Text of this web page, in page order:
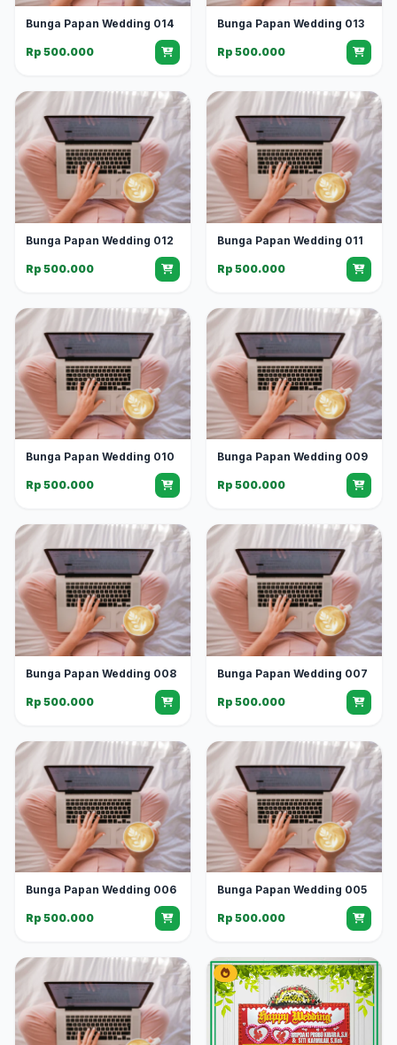
Bunga Papan Wedding 014
Rp 500.000
Bunga Papan Wedding 013
Rp 500.000
Bunga Papan Wedding 012
Rp 500.000
Bunga Papan Wedding 011
Rp 500.000
Bunga Papan Wedding 010
Rp 500.000
Bunga Papan Wedding 009
Rp 500.000
Bunga Papan Wedding 008
Rp 500.000
Bunga Papan Wedding 007
Rp 500.000
Bunga Papan Wedding 006
Rp 500.000
Bunga Papan Wedding 005
Rp 500.000